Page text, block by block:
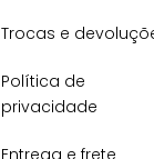
Trocas e
Política de
privacidade